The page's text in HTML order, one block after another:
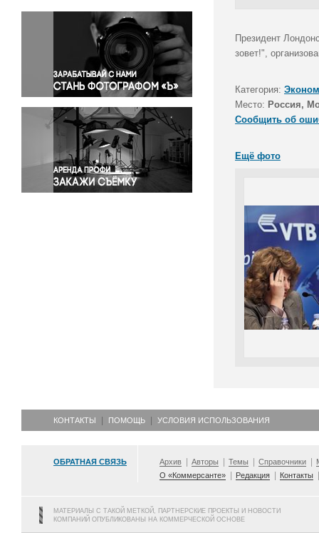
Окружающая среда
Политика
Правосудие
Происшествия и конфликты
Религия
Светская жизнь
Спорт
Экология
Экономика и бизнес
Президент
зовет!",
Категория:
Место: Россия,
Сообщить об
Ещё фото
КОНТАКТЫ ПОМОЩЬ УСЛОВИЯ ИСПОЛЬЗОВАНИЯ
ОБРАТНАЯ СВЯЗЬ Архив Авторы Темы Справочники
О «Коммерсанте»
Редакция Контакты
МАТЕРИАЛЫ С ТАКОЙ МЕТКОЙ, ПАРТНЕРСКИЕ ПРОЕКТЫ И НОВОСТИ
КОМПАНИЙ ОПУБЛИКОВАНЫ НА КОММЕРЧЕСКОЙ ОСНОВЕ